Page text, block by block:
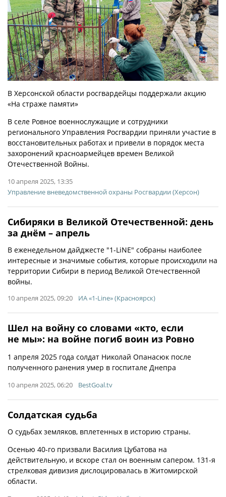
В Херсонской области росгвардейцы поддержали акцию
«На страже памяти»
В селе Ровное военнослужащие и сотрудники
регионального Управления Росгвардии приняли участие в
восстановительных работах и привели в порядок места
захоронений красноармейцев времен Великой
Отечественной Войны.
10 апреля 2025, 13:35
Управление вневедомственной охраны Росгвардии (Херсон)
Сибиряки в Великой Отечественной: день
за днём – апрель
В еженедельном дайджесте "1-LiNE" собраны наиболее
интересные и значимые события, которые происходили на
территории Сибири в период Великой Отечественной
войны.
10 апреля 2025, 09:20 ИА «1-Line» (Красноярск)
Шел на войну со словами «кто, если
не мы»: на войне погиб воин из Ровно
1 апреля 2025 года солдат Николай Опанасюк после
полученного ранения умер в госпитале Днепра
10 апреля 2025, 06:20 BestGoal.tv
Солдатская судьба
О судьбах земляков, вплетенных в историю страны.
Осенью 40-го призвали Василия Цубатова на
действительную, и вскоре стал он военным сапером. 131-я
стрелковая дивизия дислоцировалась в Житомирской
области.